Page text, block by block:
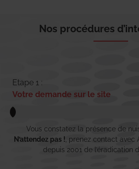
Nos procédures
Etape 1 :
Votre demande sur le site
Vous constatez la présence de
N’attendez pas ! , prenez contact avec
depuis 2001 de l’éradication